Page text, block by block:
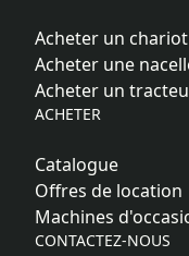
Acheter un
Acheter une
Acheter un
ACHETER
Catalogue
Offres de location
Machines
CONTACTEZ-NOUS